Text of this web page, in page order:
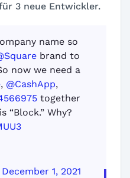
3 neue Entwickler.
name so
brand to
now we need a
, @CashApp,
together
“Block.” Why?
December 1, 2021